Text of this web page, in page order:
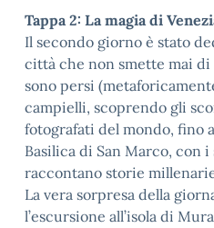
Tappa 2: La magia di
Il secondo giorno è stato
città che non smette mai di
sono persi
campielli, scoprendo gli
fotografati del mondo, fino
Basilica di San Marco, con
raccontano storie
La vera sorpresa della
l’escursione all’isola di